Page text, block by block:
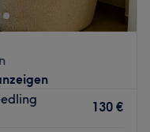
auf dem
rundum glücklich
und buche dir deinen
über Treatwell.
und freundliche
alles darauf
130 €